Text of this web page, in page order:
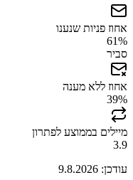
אחוז פניות שנענו
61%
סביר
אחוז ללא מענה
39%
מיילים בממוצע לפתרון
3.9
עודכן: 9.8.2026